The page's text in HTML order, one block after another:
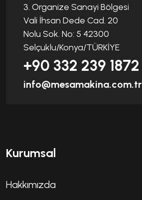
3. Organize Sanayi Bölgesi
Vali İhsan Dede Cad. 20
Nolu Sok. No: 5 42300
Selçuklu/Konya/TÜRKİYE
+90 332 239 1872
info@mesamakina.com.tr
Kurumsal
Hakkımızda